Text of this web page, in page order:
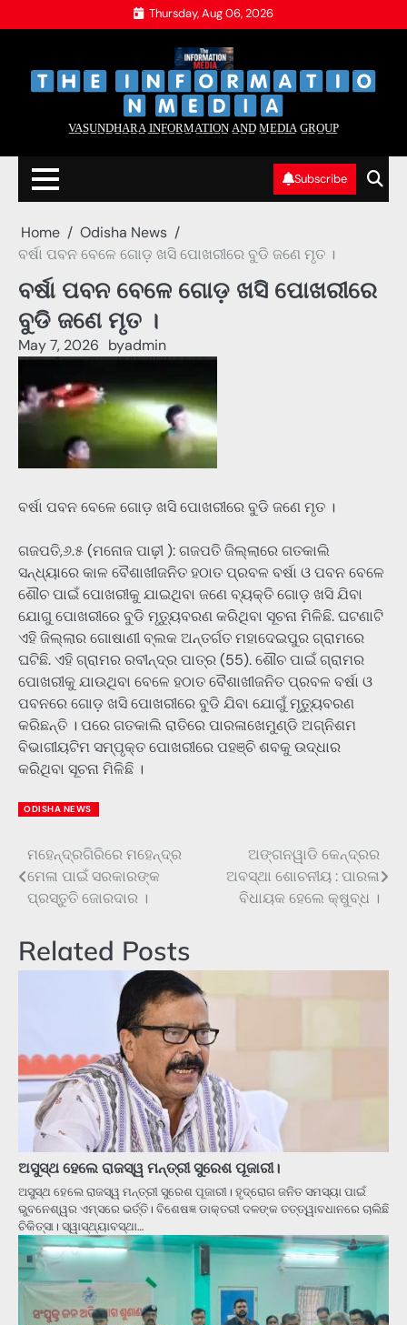
to
Thursday, Aug 06, 2026
V̲A̲S̲U̲N̲D̲H̲A̲R̲A̲ I̲N̲F̲O̲R̲M̲A̲T̲I̲O̲N̲ A̲N̲D̲ M̲E̲D̲I̲A̲ G̲R̲O̲U̲P̲
Subscribe
Home
Odisha News
ବର୍ଷା ପବନ ବେଳେ ଗୋଡ଼ ଖସି ପୋଖରୀରେ ବୁଡି ଜଣେ ମୃତ ।
ବର୍ଷା ପବନ ବେଳେ ଗୋଡ଼ ଖସି ପୋଖରୀରେ
ବୁଡି ଜଣେ ମୃତ ।
May 7, 2026 byadmin
ବର୍ଷା ପବନ ବେଳେ ଗୋଡ଼ ଖସି ପୋଖରୀରେ ବୁଡି ଜଣେ ମୃତ ।
ଗଜପତି,୬.୫ (ମନୋଜ ପାଢ଼ୀ ): ଗଜପତି ଜିଲ୍ଲାରେ ଗତକାଲି
ସନ୍ଧ୍ୟାରେ କାଳ ବୈଶାଖୀଜନିତ ହଠାତ ପ୍ରବଳ ବର୍ଷା ଓ ପବନ ବେଳେ
ଶୌଚ ପାଇଁ ପୋଖରୀକୁ ଯାଇଥିବା ଜଣେ ବ୍ୟକ୍ତି ଗୋଡ଼ ଖସି ଯିବା
ଯୋଗୁ ପୋଖରୀରେ ବୁଡି ମୃତ୍ୟୁବରଣ କରିଥିବା ସୂଚନା ମିଳିଛି. ଘଟଣାଟି
ଏହି ଜିଲ୍ଲାର ଗୋଷାଣୀ ବ୍ଲକ ଅନ୍ତର୍ଗତ ମହାଦେଇପୁର ଗ୍ରାମରେ
ଘଟିଛି. ଏହି ଗ୍ରାମର ରବୀନ୍ଦ୍ର ପାତ୍ର (55). ଶୌଚ ପାଇଁ ଗ୍ରାମର
ପୋଖରୀକୁ ଯାଉଥିବା ବେଳେ ହଠାତ ବୈଶାଖୀଜନିତ ପ୍ରବଳ ବର୍ଷା ଓ
ପବନରେ ଗୋଡ଼ ଖସି ପୋଖରୀରେ ବୁଡି ଯିବା ଯୋଗୁଁ ମୃତ୍ୟୁବରଣ
କରିଛନ୍ତି । ପରେ ଗତକାଲି ରାତିରେ ପାରଳାଖେମୁଣ୍ଡି ଅଗ୍ନିଶମ
ବିଭାଗୀୟଟିମ ସମ୍ପୃକ୍ତ ପୋଖରୀରେ ପହଞ୍ଚି ଶବକୁ ଉଦ୍ଧାର
କରିଥିବା ସୂଚନା ମିଳିଛି ।
ODISHA NEWS
Post
navigation
ମହେନ୍ଦ୍ରଗିରିରେ ମହେନ୍ଦ୍ର
ମେଳା ପାଇଁ ସରକାରଙ୍କ
ପ୍ରସ୍ତୁତି ଜୋରଦାର ।
ଅଙ୍ଗନୱାଡି କେନ୍ଦ୍ରର
ଅବସ୍ଥା ଶୋଚନୀୟ : ପାରଳା
ବିଧାୟକ ହେଲେ କ୍ଷୁବ୍ଧ ।
Related Posts
ଅସୁସ୍ଥ ହେଲେ ରାଜସ୍ୱ ମନ୍ତ୍ରୀ ସୁରେଶ ପୂଜାରୀ।
ଅସୁସ୍ଥ ହେଲେ ରାଜସ୍ୱ ମନ୍ତ୍ରୀ ସୁରେଶ ପୂଜାରୀ। ହୃଦ୍‌ରୋଗ ଜନିତ ସମସ୍ୟା ପାଇଁ
ଭୁବନେଶ୍ୱର ଏମ୍ସରେ ଭର୍ତ୍ତି। ବିଶେଷଜ୍ଞ ଡାକ୍ତରୀ ଦଳଙ୍କ ତତ୍ତ୍ୱାବଧାନରେ ଚାଲିଛି
ଚିକିତ୍ସା। ସ୍ୱାସ୍ଥ୍ୟାବସ୍ଥା…